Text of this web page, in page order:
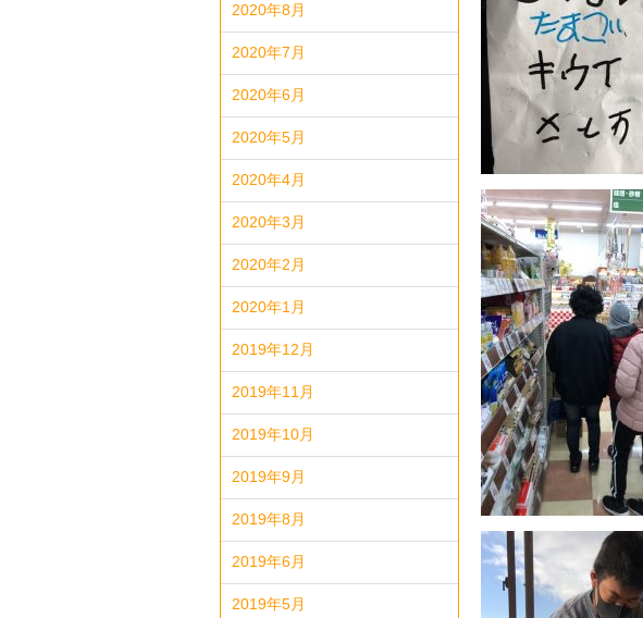
2020年8月
2020年7月
2020年6月
2020年5月
2020年4月
2020年3月
2020年2月
2020年1月
2019年12月
2019年11月
2019年10月
2019年9月
2019年8月
2019年6月
2019年5月